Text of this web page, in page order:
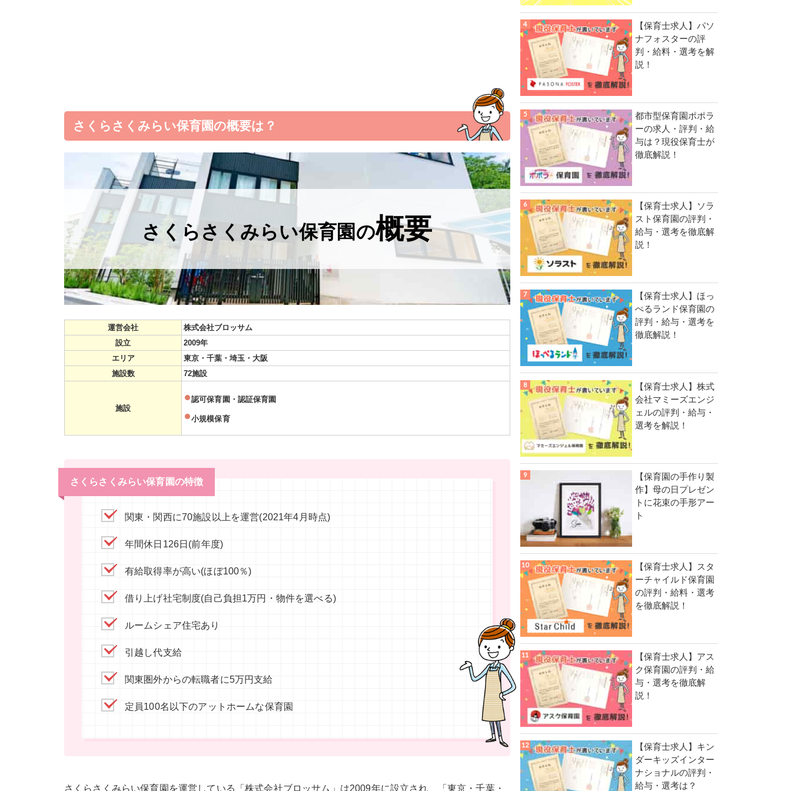
さくらさくみらい保育園の概要は？
さくらさくみらい保育園の概要
運営会社
株式会社ブロッサム
設立
2009年
エリア
東京・千葉・埼玉・大阪
施設数
72施設
施設
認可保育園・認証保育園
小規模保育
さくらさくみらい保育園の特徴
関東・関西に70施設以上を運営(2021年4月時点)
年間休日126日(前年度)
有給取得率が高い(ほぼ100％)
借り上げ社宅制度(自己負担1万円・物件を選べる)
ルームシェア住宅あり
引越し代支給
関東圏外からの転職者に5万円支給
定員100名以下のアットホームな保育園
さくらさくみらい保育園を運営している「株式会社ブロッサム」は2009年に設立され、「東京・千葉・
【保育士求人】パソ
ナフォスターの評
判・給料・選考を解
説！
都市型保育園ポポラ
ーの求人・評判・給
与は？現役保育士が
徹底解説！
【保育士求人】ソラ
スト保育園の評判・
給与・選考を徹底解
説！
【保育士求人】ほっ
ぺるランド保育園の
評判・給与・選考を
徹底解説！
【保育士求人】株式
会社マミーズエンジ
ェルの評判・給与・
選考を解説！
【保育園の手作り製
作】母の日プレゼン
トに花束の手形アー
ト
【保育士求人】スタ
ーチャイルド保育園
の評判・給料・選考
を徹底解説！
【保育士求人】アス
ク保育園の評判・給
与・選考を徹底解
説！
【保育士求人】キン
ダーキッズインター
ナショナルの評判・
給与・選考は？